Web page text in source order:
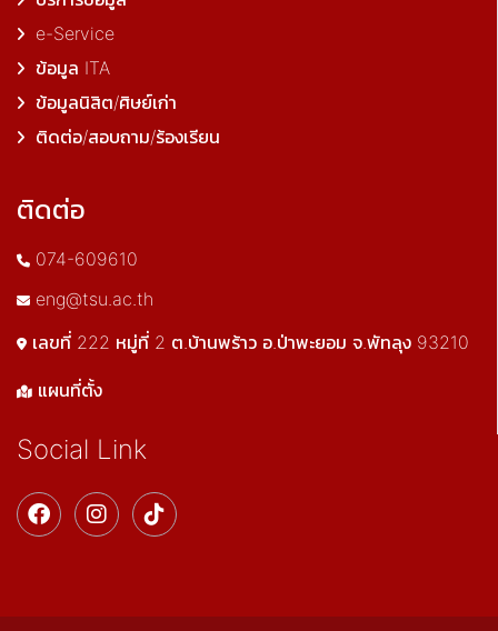
e-Service
ข้อมูล ITA
ข้อมูลนิสิต/ศิษย์เก่า
ติดต่อ/สอบถาม/ร้องเรียน
ติดต่อ
074-609610
eng@tsu.ac.th
เลขที่ 222 หมู่ที่ 2 ต.บ้านพร้าว อ.ป่าพะยอม จ.พัทลุง 93210
แผนที่ตั้ง
Social Link